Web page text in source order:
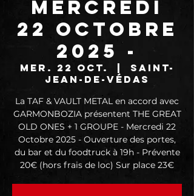
Mercredi
22 Octobre
2025 -
mer. 22 oct.
Saint-
Jean-de-Védas
La TAF & VAULT METAL en accord avec
GARMONBOZIA présentent THE GREAT
OLD ONES + 1 GROUPE - Mercredi 22
Octobre 2025 - Ouverture des portes,
du bar et du foodtruck à 19h - Prévente
20€ (hors frais de loc) Sur place 23€